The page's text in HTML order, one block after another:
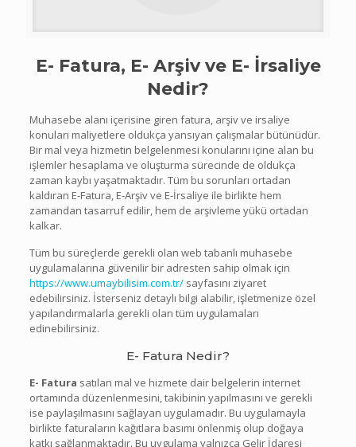
E- Fatura, E- Arşiv ve E- İrsaliye
Nedir?
Muhasebe alanı içerisine giren fatura, arşiv ve irsaliye
konuları maliyetlere oldukça yansıyan çalışmalar bütünüdür.
Bir mal veya hizmetin belgelenmesi konularını içine alan bu
işlemler hesaplama ve oluşturma sürecinde de oldukça
zaman kaybı yaşatmaktadır. Tüm bu sorunları ortadan
kaldıran E-Fatura, E-Arşiv ve E-İrsaliye ile birlikte hem
zamandan tasarruf edilir, hem de arşivleme yükü ortadan
kalkar.
Tüm bu süreçlerde gerekli olan web tabanlı muhasebe
uygulamalarına güvenilir bir adresten sahip olmak için
https://www.umaybilisim.com.tr/sayfasını ziyaret
edebilirsiniz. İsterseniz detaylı bilgi alabilir, işletmenize özel
yapılandırmalarla gerekli olan tüm uygulamaları
edinebilirsiniz.
E- Fatura Nedir?
E- Fatura satılan mal ve hizmete dair belgelerin internet
ortamında düzenlenmesini, takibinin yapılmasını ve gerekli
ise paylaşılmasını sağlayan uygulamadır. Bu uygulamayla
birlikte faturaların kağıtlara basımı önlenmiş olup doğaya
katkı sağlanmaktadır. Bu uygulama yalnızca Gelir İdaresi